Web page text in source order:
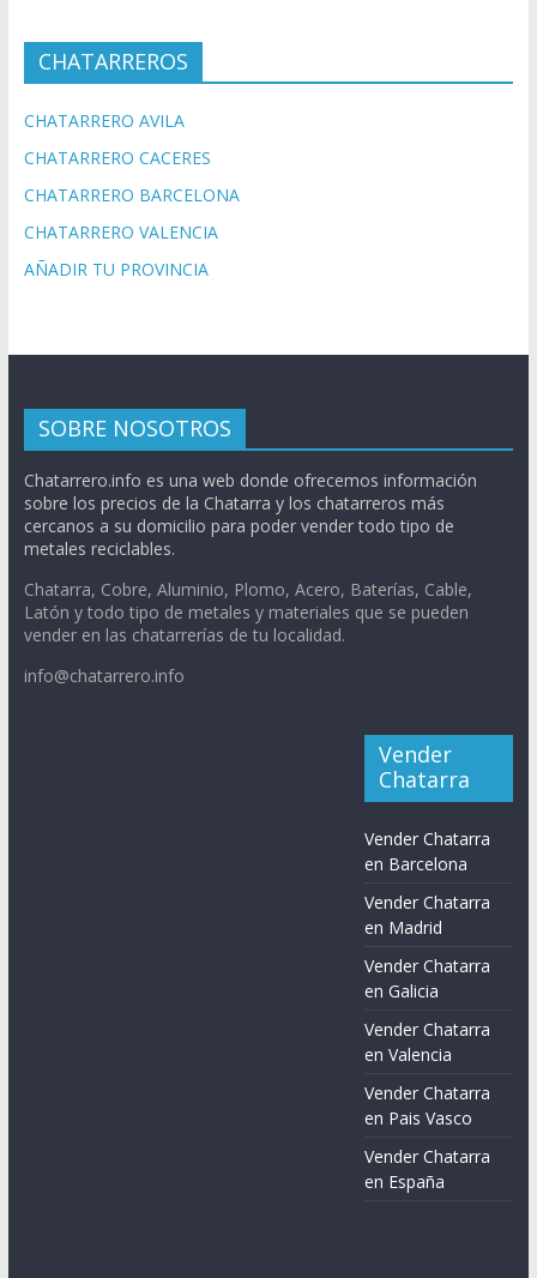
CHATARREROS
CHATARRERO AVILA
CHATARRERO CACERES
CHATARRERO BARCELONA
CHATARRERO VALENCIA
AÑADIR TU PROVINCIA
SOBRE NOSOTROS
Chatarrero.info es una web donde ofrecemos información
sobre los precios de la Chatarra y los chatarreros más
cercanos a su domicilio para poder vender todo tipo de
metales reciclables.
Chatarra, Cobre, Aluminio, Plomo, Acero, Baterías, Cable,
Latón y todo tipo de metales y materiales que se pueden
vender en las chatarrerías de tu localidad.
info@chatarrero.info
Vender
Chatarra
Vender Chatarra
en Barcelona
Vender Chatarra
en Madrid
Vender Chatarra
en Galicia
Vender Chatarra
en Valencia
Vender Chatarra
en Pais Vasco
Vender Chatarra
en España